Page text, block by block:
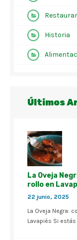
Historia
Últimos
La Oveja
rollo en
22 junio, 2025
La Oveja Negra:
Lavapiés Si